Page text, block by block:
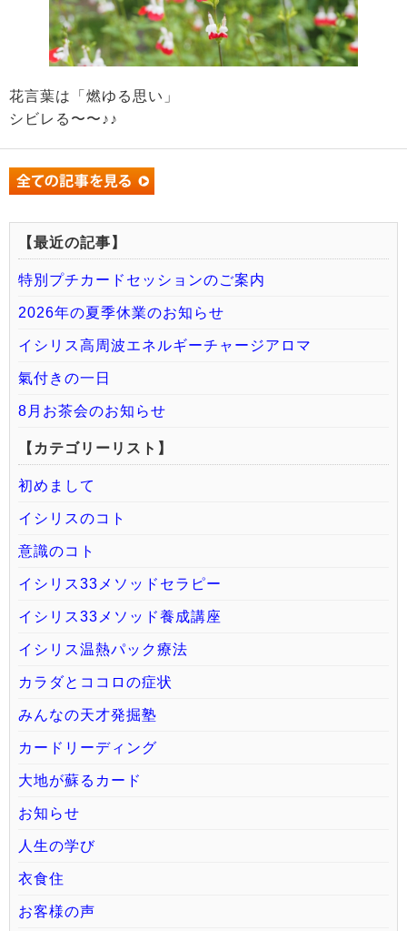
花言葉は「燃ゆる思い」
シビレる〜〜♪♪
【最近の記事】
特別プチカードセッションのご案内
2026年の夏季休業のお知らせ
イシリス高周波エネルギーチャージアロマ
氣付きの一日
8月お茶会のお知らせ
【カテゴリーリスト】
初めまして
イシリスのコト
意識のコト
イシリス33メソッドセラピー
イシリス33メソッド養成講座
イシリス温熱パック療法
カラダとココロの症状
みんなの天才発掘塾
カードリーディング
大地が蘇るカード
お知らせ
人生の学び
衣食住
お客様の声